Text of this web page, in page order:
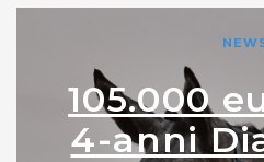
105.000
4-anni